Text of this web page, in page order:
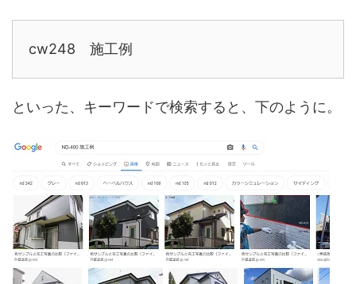
cw248 施工例
といった、キーワードで検索すると、下のように。